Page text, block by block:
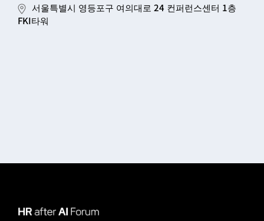
서울특별시 영등포구 여의대로 24 컨퍼런스센터 1층
FKI타워